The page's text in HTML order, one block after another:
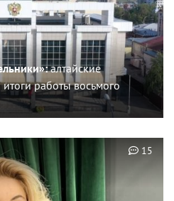
алтайские
работы восьмого
15